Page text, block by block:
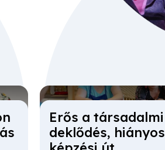
Erős a
dek­lő­dés,